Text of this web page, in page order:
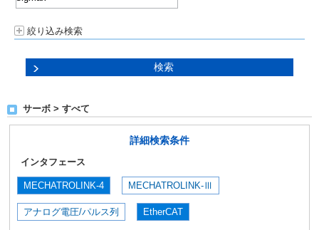
絞り込み検索
サーボ > すべて
詳細検索条件
インタフェース
MECHATROLINK-4 MECHATROLINK-Ⅲ
アナログ電圧/パルス列 EtherCAT